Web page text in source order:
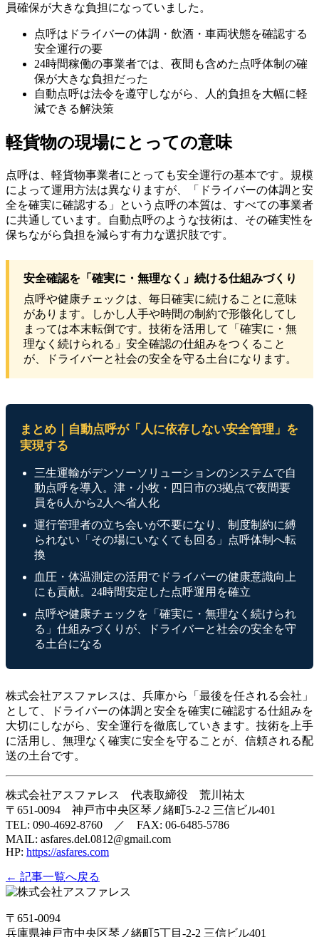
員確保が大きな負担になっていました。
点呼はドライバーの体調・飲酒・車両状態を確認する
安全運行の要
24時間稼働の事業者では、夜間も含めた点呼体制の確
保が大きな負担だった
自動点呼は法令を遵守しながら、人的負担を大幅に軽
減できる解決策
軽貨物の現場にとっての意味
点呼は、軽貨物事業者にとっても安全運行の基本です。規模
によって運用方法は異なりますが、「ドライバーの体調と安
全を確実に確認する」という点呼の本質は、すべての事業者
に共通しています。自動点呼のような技術は、その確実性を
保ちながら負担を減らす有力な選択肢です。
安全確認を「確実に・無理なく」続ける仕組みづくり
点呼や健康チェックは、毎日確実に続けることに意味
があります。しかし人手や時間の制約で形骸化してし
まっては本末転倒です。技術を活用して「確実に・無
理なく続けられる」安全確認の仕組みをつくること
が、ドライバーと社会の安全を守る土台になります。
まとめ｜自動点呼が「人に依存しない安全管理」を
実現する
三生運輸がデンソーソリューションのシステムで自
動点呼を導入。津・小牧・四日市の3拠点で夜間要
員を6人から2人へ省人化
運行管理者の立ち会いが不要になり、制度制約に縛
られない「その場にいなくても回る」点呼体制へ転
換
血圧・体温測定の活用でドライバーの健康意識向上
にも貢献。24時間安定した点呼運用を確立
点呼や健康チェックを「確実に・無理なく続けられ
る」仕組みづくりが、ドライバーと社会の安全を守
る土台になる
株式会社アスファレスは、兵庫から「最後を任される会社」
として、ドライバーの体調と安全を確実に確認する仕組みを
大切にしながら、安全運行を徹底していきます。技術を上手
に活用し、無理なく確実に安全を守ることが、信頼される配
送の土台です。
株式会社アスファレス 代表取締役 荒川祐太
〒651-0094 神戸市中央区琴ノ緒町5-2-2 三信ビル401
TEL: 090-4692-8760 ／ FAX: 06-6485-5786
MAIL: asfares.del.0812@gmail.com
HP: https://asfares.com
← 記事一覧へ戻る
〒651-0094
兵庫県神戸市中央区琴ノ緒町5丁目-2-2 三信ビル401